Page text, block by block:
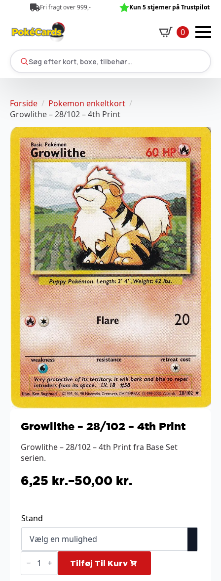
Fri fragt over 999,- Kun 5 stjerner på Trustpilot
0
Søg efter kort, boxe, tilbehør…
Forside
Pokemon enkeltkort
Growlithe – 28/102 – 4th Print
Growlithe – 28/102 – 4th Print
Growlithe – 28/102 – 4th Print fra Base Set
serien.
6,25 kr.–50,00 kr.
Prisinterval:
til
50,00 kr.
Stand
Growlithe
-
Tilføj Til Kurv